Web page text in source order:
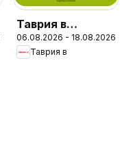
Таврия в
Поточний
каталог
06.08.2026 - 18.08.2026
Таврия в